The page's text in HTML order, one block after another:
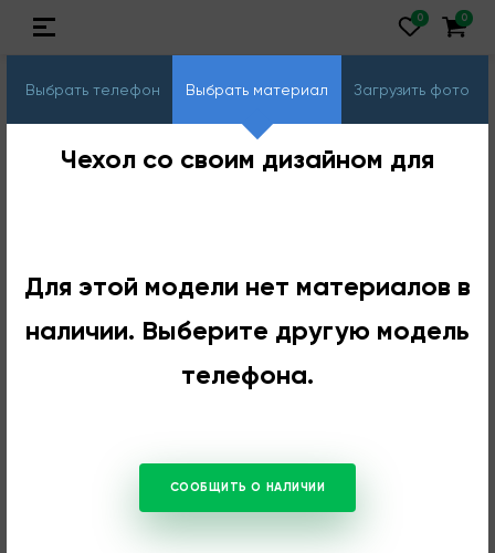
Выбрать телефон Выбрать материал Загрузить фото
Чехол со своим дизайном для
Для этой модели нет материалов в
наличии. Выберите другую модель
телефона.
СООБЩИТЬ О НАЛИЧИИ